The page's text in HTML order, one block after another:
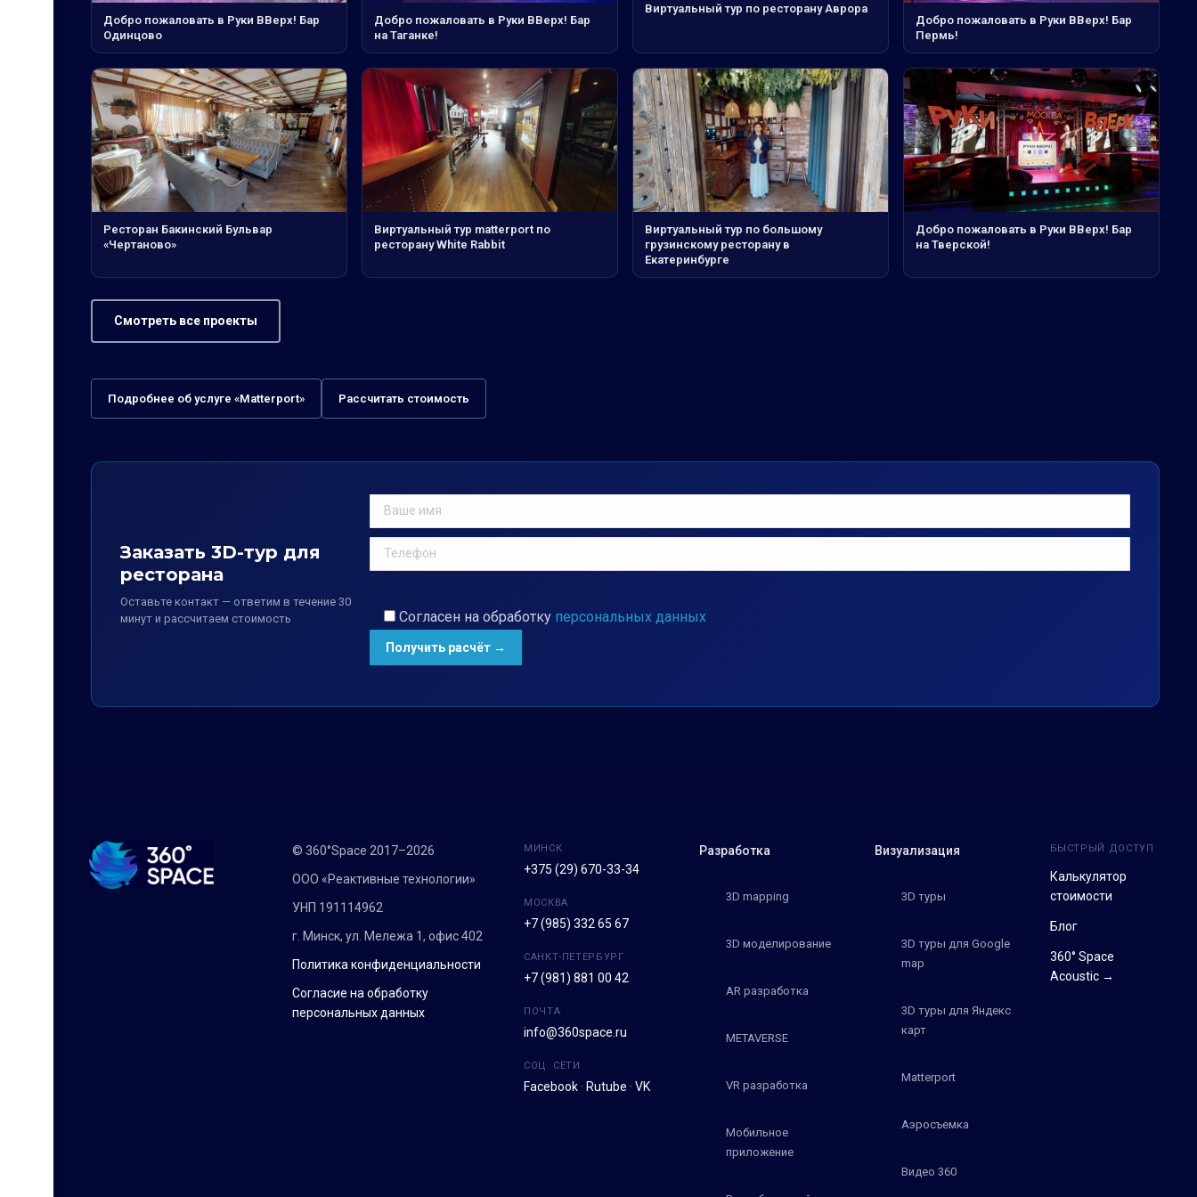
Добро пожаловать в Руки ВВерх! Бар
Одинцово
Добро пожаловать в Руки ВВерх! Бар
на Таганке!
Виртуальный тур по ресторану Аврора
Добро пожаловать в Руки ВВерх! Бар
Пермь!
Ресторан Бакинский Бульвар
«Чертаново»
Виртуальный тур matterport по
ресторану White Rabbit
Виртуальный тур по большому
грузинскому ресторану в
Екатеринбурге
Добро пожаловать в Руки ВВерх! Бар
на Тверской!
Смотреть все проекты
Подробнее об услуге «Matterport» Рассчитать стоимость
Заказать 3D-тур для
ресторана
Оставьте контакт — ответим в течение 30
минут и рассчитаем стоимость
Согласен на обработку персональных данных
© 360°Space 2017–2026
ООО «Реактивные технологии»
УНП 191114962
г. Минск, ул. Мележа 1, офис 402
Политика конфиденциальности
Согласие на обработку
персональных данных
МИНСК
+375 (29) 670-33-34
МОСКВА
+7 (985) 332 65 67
САНКТ-ПЕТЕРБУРГ
+7 (981) 881 00 42
ПОЧТА
info@360space.ru
СОЦ. СЕТИ
Facebook· Rutube · VK
Разработка
3D mapping
3D моделирование
AR разработка
METAVERSE
VR разработка
Мобильное
приложение
Визуализация
3D туры
3D туры для Google
map
3D туры для Яндекс
карт
Matterport
Аэросъемка
Видео 360
БЫСТРЫЙ ДОСТУП
Калькулятор
стоимости
Блог
360° Space
Acoustic →